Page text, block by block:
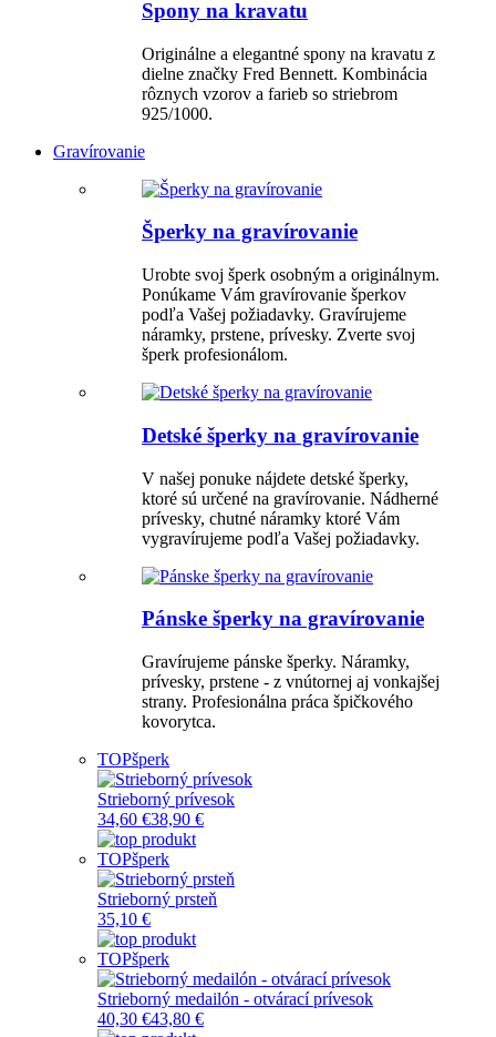
Spony na kravatu
Originálne a elegantné spony na kravatu z
dielne značky Fred Bennett. Kombinácia
rôznych vzorov a farieb so striebrom
925/1000.
Gravírovanie
Šperky na gravírovanie
Urobte svoj šperk osobným a originálnym.
Ponúkame Vám gravírovanie šperkov
podľa Vašej požiadavky. Gravírujeme
náramky, prstene, prívesky. Zverte svoj
šperk profesionálom.
Detské šperky na gravírovanie
V našej ponuke nájdete detské šperky,
ktoré sú určené na gravírovanie. Nádherné
prívesky, chutné náramky ktoré Vám
vygravírujeme podľa Vašej požiadavky.
Pánske šperky na gravírovanie
Gravírujeme pánske šperky. Náramky,
prívesky, prstene - z vnútornej aj vonkajšej
strany. Profesionálna práca špičkového
kovorytca.
TOPšperk
Strieborný prívesok
34,60 €38,90 €
TOPšperk
Strieborný prsteň
35,10 €
TOPšperk
Strieborný medailón - otvárací prívesok
40,30 €43,80 €